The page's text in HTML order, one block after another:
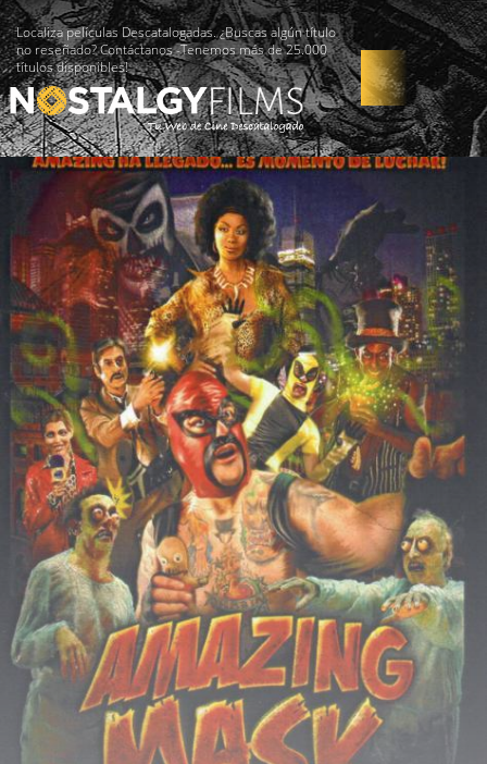
Localiza películas Descatalogadas. ¿Buscas algún título
no reseñado? Contáctanos -Tenemos más de 25.000
títulos disponibles!